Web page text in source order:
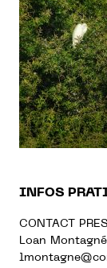
INFOS
CONTACT
Loan Montagné